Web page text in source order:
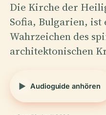
Die Kirche der
Sofia, Bulgarien, ist
Wahrzeichen des
architektonischen
Audioguide anhören